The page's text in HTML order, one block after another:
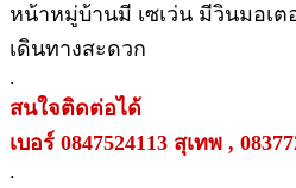
หน้าหมู่บ้านมี เซเว่น มีวินมอเต
เดินทางสะดวก
.
สนใจติดต่อได้
เบอร์ 0847524113 สุเทพ ,
.